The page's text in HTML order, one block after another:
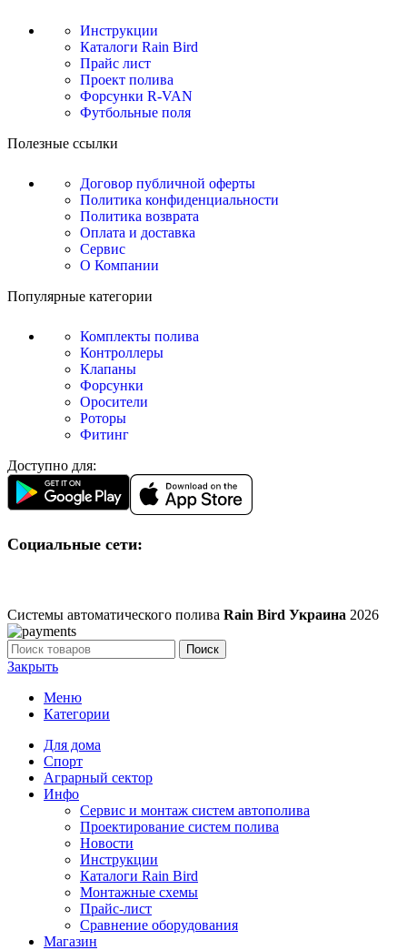
Инструкции
Каталоги Rain Bird
Прайс лист
Проект полива
Форсунки R-VAN
Футбольные поля
Полезные ссылки
Договор публичной оферты
Политика конфиденциальности
Политика возврата
Оплата и доставка
Сервис
О Компании
Популярные категории
Комплекты полива
Контроллеры
Клапаны
Форсунки
Оросители
Роторы
Фитинг
Доступно для:
Социальные сети:
Системы автоматического полива Rain Bird Украина 2026
Поиск
Закрыть
Меню
Категории
Для дома
Спорт
Аграрный сектор
Инфо
Сервис и монтаж систем автополива
Проектирование систем полива
Новости
Инструкции
Каталоги Rain Bird
Монтажные схемы
Прайс-лист
Сравнение оборудования
Магазин